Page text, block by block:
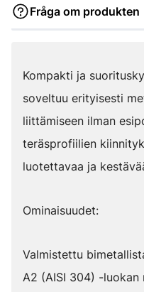
Fråga om produkten
Kompakti ja
soveltuu erityisesti
liittämiseen ilman
teräsprofiilien
luotettavaa ja
Ominaisuudet:
Valmistettu
A2 (AISI 304) -